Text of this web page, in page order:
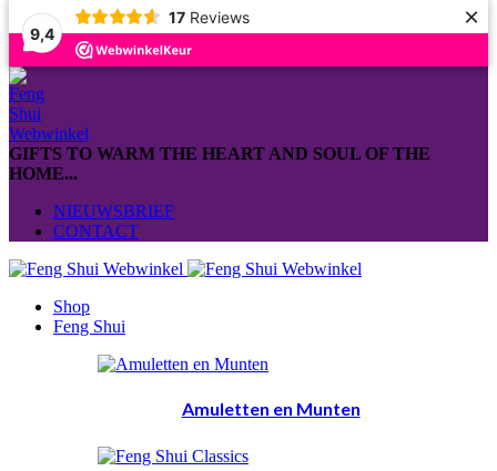
9,4
17 Reviews ×
GIFTS TO WARM THE HEART AND SOUL OF THE
HOME...
NIEUWSBRIEF
CONTACT
Shop
Feng Shui
Amuletten en Munten